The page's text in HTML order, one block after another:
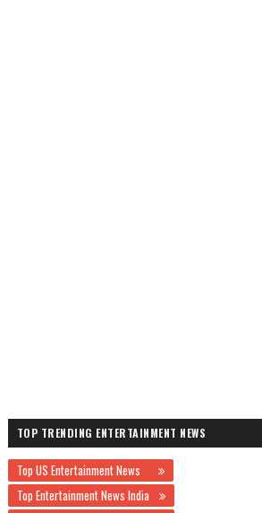
TOP TRENDING ENTERTAINMENT NEWS
Top US Entertainment News
Top Entertainment News India